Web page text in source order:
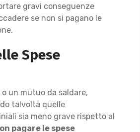
gravi conseguenze
se non si pagano le
Spese
un mutuo da saldare,
talvolta quelle
sia meno grave rispetto al
pagare le spese